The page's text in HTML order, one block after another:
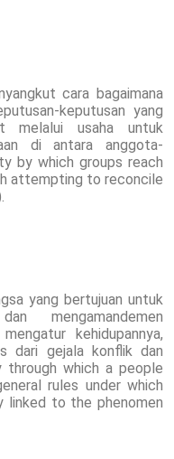
cara bagaimana
keputusan yang
melalui usaha untuk
di antara anggota-
by which groups reach
attempting to reconcile
yang bertujuan untuk
mengamandemen
kehidupannya,
dari gejala konflik dan
which a people
rules under which
linked to the phenomen